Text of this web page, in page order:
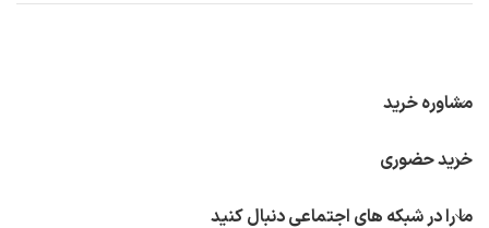
مشاوره خرید
خرید حضوری
ما را در شبکه های اجتماعی دنبال کنید